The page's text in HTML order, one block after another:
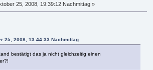
25, 2008, 19:39:12 Nachmittag »
25, 2008, 13:44:33 Nachmittag
bestätigt das ja nicht gleichzeitig einen